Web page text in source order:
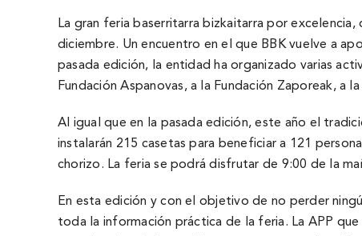
La gran feria baserritarra bizkaitarra por
diciembre. Un encuentro en el que BBK vuelve a
pasada edición, la entidad ha organizado varias
Fundación Aspanovas, a la Fundación Zaporeak, a
Al igual que en la pasada edición, este año el
instalarán 215 casetas para beneficiar a 121
chorizo. La feria se podrá disfrutar de 9:00 de la
En esta edición y con el objetivo de no perder
toda la información práctica de la feria. La APP